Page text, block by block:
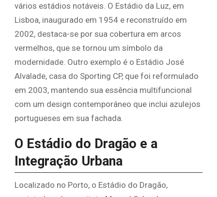
vários estádios notáveis. O Estádio da Luz, em
Lisboa, inaugurado em 1954 e reconstruído em
2002, destaca-se por sua cobertura em arcos
vermelhos, que se tornou um símbolo da
modernidade. Outro exemplo é o Estádio José
Alvalade, casa do Sporting CP, que foi reformulado
em 2003, mantendo sua essência multifuncional
com um design contemporâneo que inclui azulejos
portugueses em sua fachada.
O Estádio do Dragão e a
Integração Urbana
Localizado no Porto, o Estádio do Dragão,